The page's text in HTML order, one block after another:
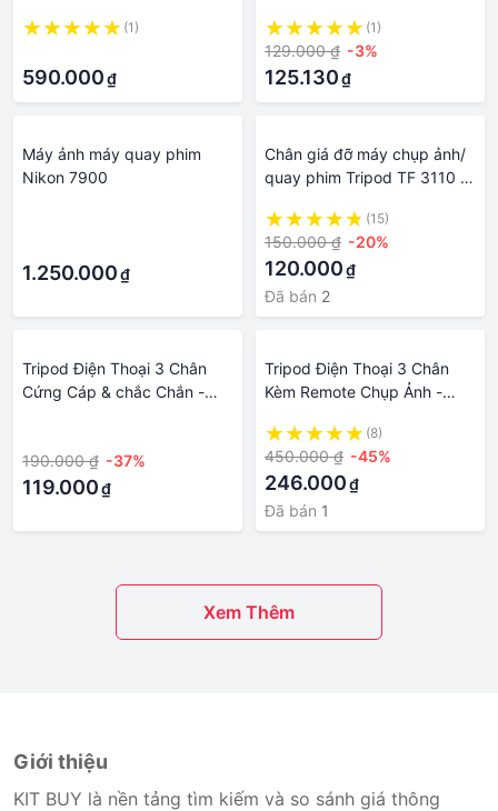
Hàng Chính Hãng
(1)
590.000₫
(1)
129.000 ₫ -3%
125.130₫
Máy ảnh máy quay phim
Nikon 7900
1.250.000₫
Chân giá đỡ máy chụp ảnh/
quay phim Tripod TF 3110 +
(15)
150.000 ₫ -20%
120.000₫
Đã bán 2
Tripod Điện Thoại 3 Chân
Cứng Cáp & chắc Chắn -
Phim Chụp Ảnh
190.000 ₫ -37%
119.000₫
Tripod Điện Thoại 3 Chân
Kèm Remote Chụp Ảnh -
Livestream Tiktok Tiện Lợi
140cm Chắc Chắn
(8)
450.000 ₫ -45%
246.000₫
Đã bán 1
Xem Thêm
Giới thiệu
KIT BUY là nền tảng tìm kiếm và so sánh giá thông